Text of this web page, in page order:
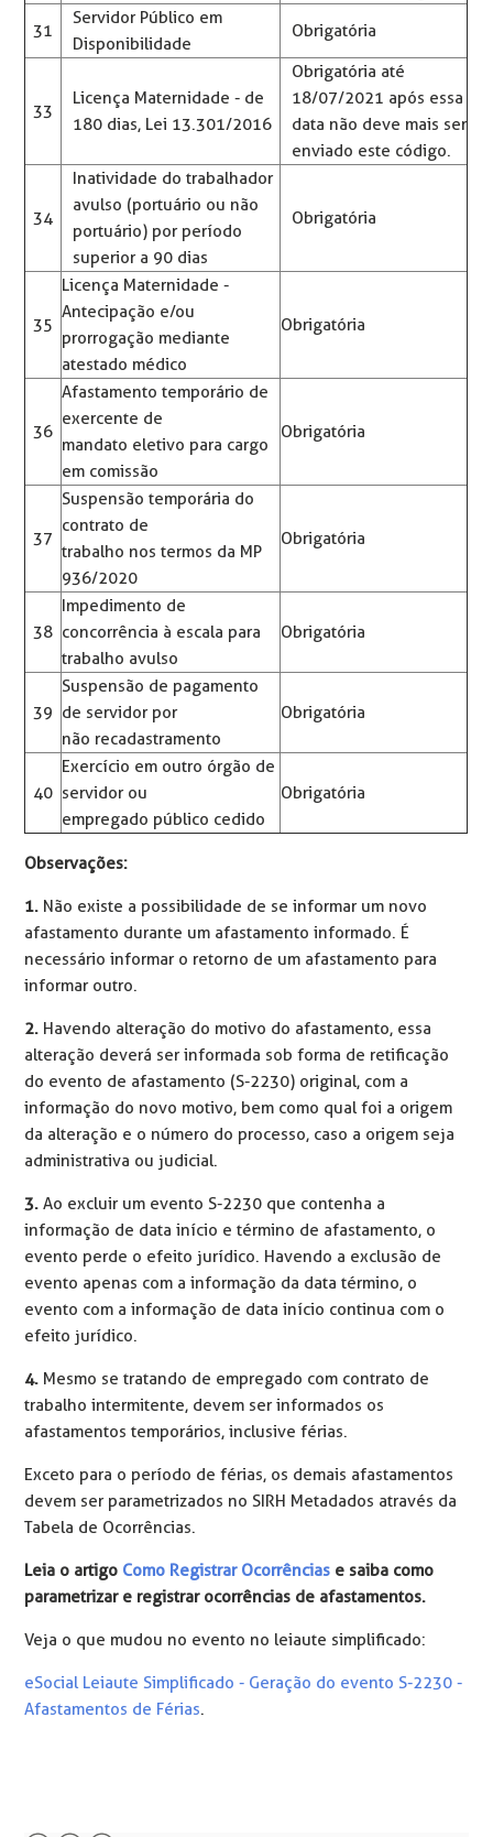
31
Servidor Público em
Disponibilidade
Obrigatória
33
Licença Maternidade - de
180 dias, Lei 13.301/2016
Obrigatória até
18/07/2021 após essa
data não deve mais ser
enviado este código.
34
Inatividade do trabalhador
avulso (portuário ou não
portuário) por período
superior a 90 dias
Obrigatória
35
Licença Maternidade -
Antecipação e/ou
prorrogação mediante
atestado médico
Obrigatória
36
Afastamento temporário de
exercente de
mandato eletivo para cargo
em comissão
Obrigatória
37
Suspensão temporária do
contrato de
trabalho nos termos da MP
936/2020
Obrigatória
38
Impedimento de
concorrência à escala para
trabalho avulso
Obrigatória
39
Suspensão de pagamento
de servidor por
não recadastramento
Obrigatória
40
Exercício em outro órgão de
servidor ou
empregado público cedido
Obrigatória
Observações:
1. Não existe a possibilidade de se informar um novo
afastamento durante um afastamento informado. É
necessário informar o retorno de um afastamento para
informar outro.
2. Havendo alteração do motivo do afastamento, essa
alteração deverá ser informada sob forma de retificação
do evento de afastamento (S-2230) original, com a
informação do novo motivo, bem como qual foi a origem
da alteração e o número do processo, caso a origem seja
administrativa ou judicial.
3. Ao excluir um evento S-2230 que contenha a
informação de data início e término de afastamento, o
evento perde o efeito jurídico. Havendo a exclusão de
evento apenas com a informação da data término, o
evento com a informação de data início continua com o
efeito jurídico.
4. Mesmo se tratando de empregado com contrato de
trabalho intermitente, devem ser informados os
afastamentos temporários, inclusive férias.
Exceto para o período de férias, os demais afastamentos
devem ser parametrizados no SIRH Metadados através da
Tabela de Ocorrências.
Leia o artigo Como Registrar Ocorrências e saiba como
parametrizar e registrar ocorrências de afastamentos.
Veja o que mudou no evento no leiaute simplificado:
eSocial Leiaute Simplificado - Geração do evento S-2230 -
Afastamentos de Férias.